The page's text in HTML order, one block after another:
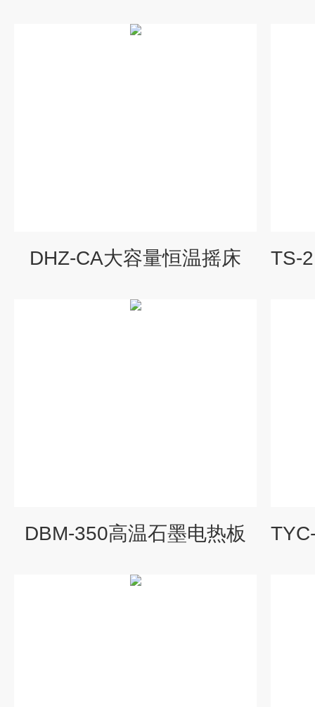
DHZ-CA大容量恒温摇床
DBM-350高温石墨电热板